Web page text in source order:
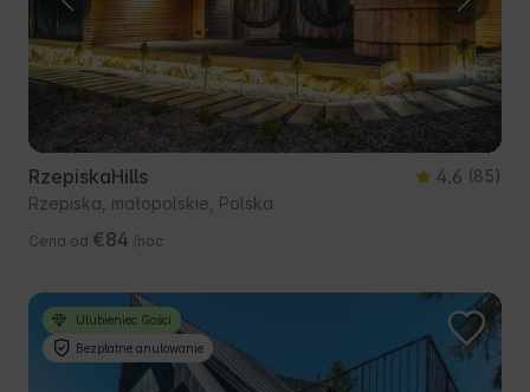
RzepiskaHills 4.6 (85)
Rzepiska, małopolskie, Polska
Cena od €84 /noc
Ulubieniec Gości
Bezpłatne anulowanie